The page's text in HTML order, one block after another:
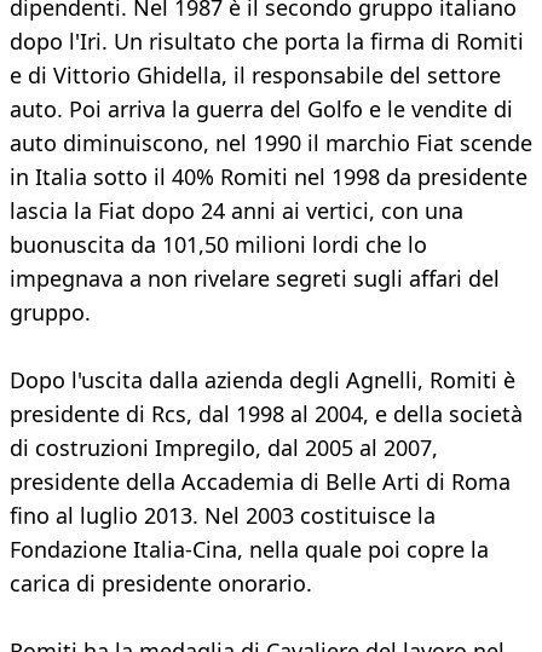
dipendenti. Nel 1987 è il secondo gruppo italiano
dopo l'Iri. Un risultato che porta la firma di Romiti
e di Vittorio Ghidella, il responsabile del settore
auto. Poi arriva la guerra del Golfo e le vendite di
auto diminuiscono, nel 1990 il marchio Fiat scende
in Italia sotto il 40% Romiti nel 1998 da presidente
lascia la Fiat dopo 24 anni ai vertici, con una
buonuscita da 101,50 milioni lordi che lo
impegnava a non rivelare segreti sugli affari del
gruppo.
Dopo l'uscita dalla azienda degli Agnelli, Romiti è
presidente di Rcs, dal 1998 al 2004, e della società
di costruzioni Impregilo, dal 2005 al 2007,
presidente della Accademia di Belle Arti di Roma
fino al luglio 2013. Nel 2003 costituisce la
Fondazione Italia-Cina, nella quale poi copre la
carica di presidente onorario.